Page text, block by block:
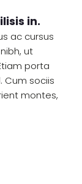
in.
ac cursus
ut
porta
Cum sociis
montes,